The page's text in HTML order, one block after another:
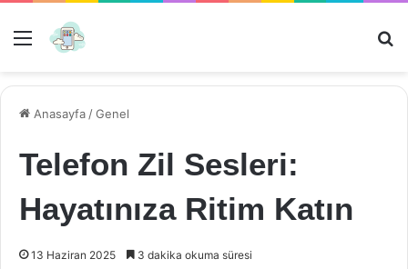
Menü
Anasayfa /Genel
Telefon Zil Sesleri:
Hayatınıza Ritim Katın
13 Haziran 2025 3 dakika okuma süresi